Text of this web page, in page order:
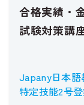
合格実績・
試験対策講
Japany日本語
特定技能2号